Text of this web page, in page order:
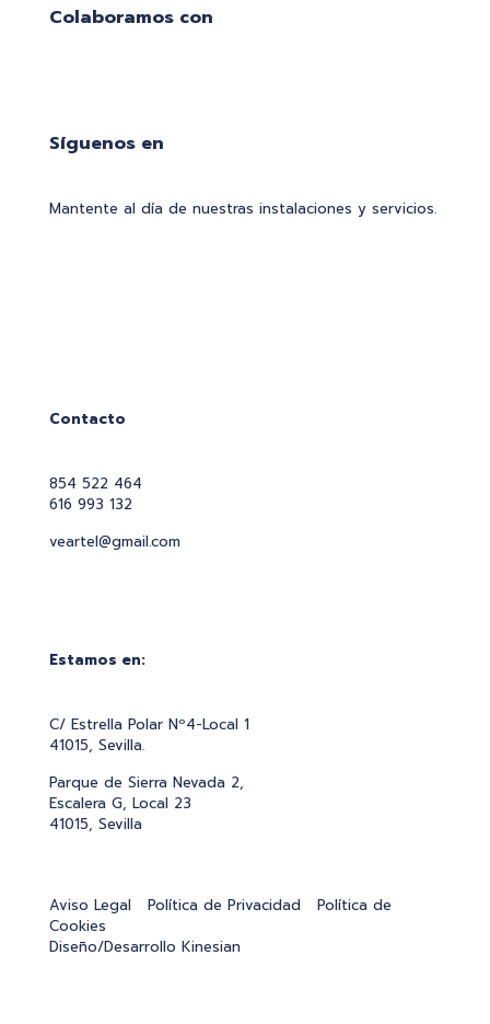
Colaboramos con
Síguenos en
Mantente al día de nuestras instalaciones y servicios.
Contacto
854 522 464
616 993 132
veartel@gmail.com
Estamos en:
C/ Estrella Polar Nº4-Local 1
41015, Sevilla.
Parque de Sierra Nevada 2,
Escalera G, Local 23
41015, Sevilla
Aviso Legal Política de Privacidad
Política de
Cookies
Diseño/Desarrollo Kinesian